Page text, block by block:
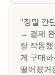
"정말 간
→ 결제
잘 작동
게 구매
떨어졌거